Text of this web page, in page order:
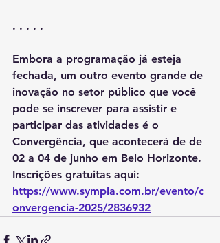
. . . . .
Embora a programação já esteja
fechada, um outro evento grande de
inovação no setor público que você
pode se inscrever para assistir e
participar das atividades é o
Convergência, que acontecerá de de
02 a 04 de junho em Belo Horizonte.
Inscrições gratuitas aqui:
https://www.sympla.com.br/evento/c
onvergencia-2025/2836932